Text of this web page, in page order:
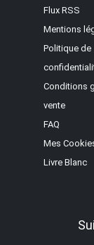
Flux RSS
Mentions
Politique de
Conditions
vente
FAQ
Mes
Livre Blanc